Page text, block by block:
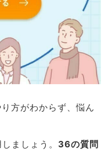
方がわからず、悩ん
ましょう。 36の質問